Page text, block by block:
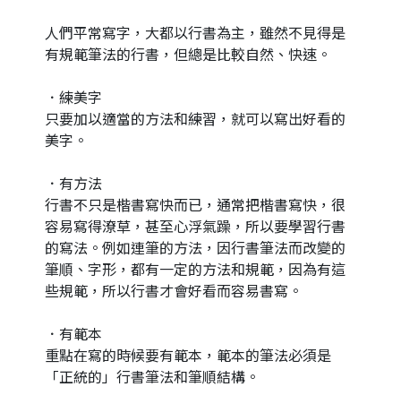
人們平常寫字，大都以行書為主，雖然不見得是
有規範筆法的行書，但總是比較自然、快速。
．練美字
只要加以適當的方法和練習，就可以寫出好看的
美字。
．有方法
行書不只是楷書寫快而已，通常把楷書寫快，很
容易寫得潦草，甚至心浮氣躁，所以要學習行書
的寫法。例如連筆的方法，因行書筆法而改變的
筆順、字形，都有一定的方法和規範，因為有這
些規範，所以行書才會好看而容易書寫。
．有範本
重點在寫的時候要有範本，範本的筆法必須是
「正統的」行書筆法和筆順結構。